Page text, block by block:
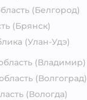
(Белгород)
(Брянск)
(Улан-Удэ)
(Владимир)
(Волгоград)
(Вологда)